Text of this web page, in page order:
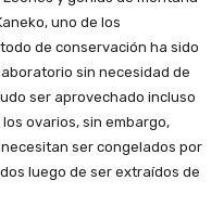
uno de los
de conservación ha sido
sin necesidad de
ser aprovechado incluso
ovarios, sin embargo,
ser congelados por
luego de ser extraídos de